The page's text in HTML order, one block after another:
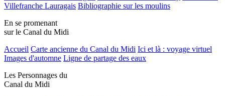
Villefranche Lauragais Bibliographie sur les moulins
En se promenant
sur le Canal du Midi
Accueil Carte ancienne du Canal du Midi Ici et là : voyage virtuel
Images d'automne Ligne de partage des eaux
Les Personnages du
Canal du Midi